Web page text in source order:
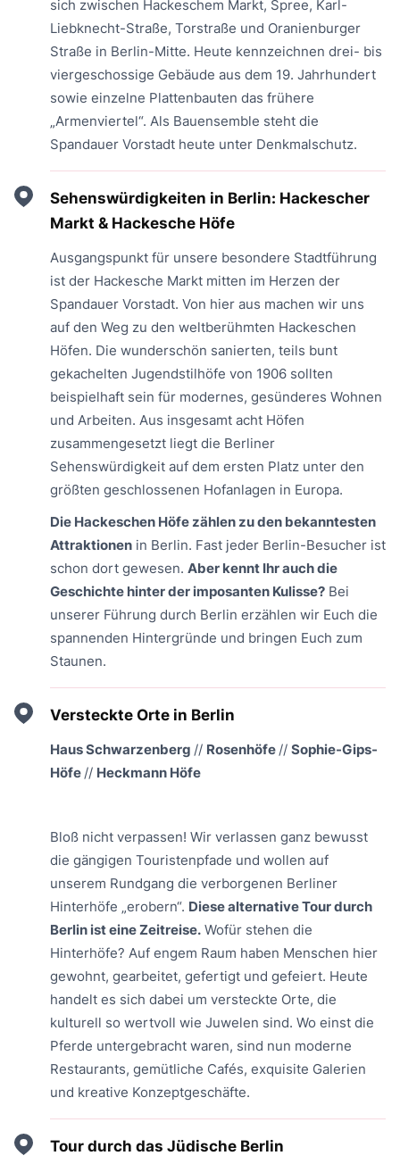
sich zwischen Hackeschem Markt, Spree, Karl-
Liebknecht-Straße, Torstraße und Oranienburger
Straße in Berlin-Mitte. Heute kennzeichnen drei- bis
viergeschossige Gebäude aus dem 19. Jahrhundert
sowie einzelne Plattenbauten das frühere
„Armenviertel“. Als Bauensemble steht die
Spandauer Vorstadt heute unter Denkmalschutz.
Sehenswürdigkeiten in Berlin: Hackescher
Markt & Hackesche Höfe
Ausgangspunkt für unsere besondere Stadtführung
ist der Hackesche Markt mitten im Herzen der
Spandauer Vorstadt. Von hier aus machen wir uns
auf den Weg zu den weltberühmten Hackeschen
Höfen. Die wunderschön sanierten, teils bunt
gekachelten Jugendstilhöfe von 1906 sollten
beispielhaft sein für modernes, gesünderes Wohnen
und Arbeiten. Aus insgesamt acht Höfen
zusammengesetzt liegt die Berliner
Sehenswürdigkeit auf dem ersten Platz unter den
größten geschlossenen Hofanlagen in Europa.
Die Hackeschen Höfe zählen zu den bekanntesten
Attraktionen in Berlin. Fast jeder Berlin-Besucher ist
schon dort gewesen. Aber kennt Ihr auch die
Geschichte hinter der imposanten Kulisse? Bei
unserer Führung durch Berlin erzählen wir Euch die
spannenden Hintergründe und bringen Euch zum
Staunen.
Versteckte Orte in Berlin
Haus Schwarzenberg // Rosenhöfe // Sophie-Gips-
Höfe // Heckmann Höfe
Bloß nicht verpassen! Wir verlassen ganz bewusst
die gängigen Touristenpfade und wollen auf
unserem Rundgang die verborgenen Berliner
Hinterhöfe „erobern“. Diese alternative Tour durch
Berlin ist eine Zeitreise. Wofür stehen die
Hinterhöfe? Auf engem Raum haben Menschen hier
gewohnt, gearbeitet, gefertigt und gefeiert. Heute
handelt es sich dabei um versteckte Orte, die
kulturell so wertvoll wie Juwelen sind. Wo einst die
Pferde untergebracht waren, sind nun moderne
Restaurants, gemütliche Cafés, exquisite Galerien
und kreative Konzeptgeschäfte.
Tour durch das Jüdische Berlin